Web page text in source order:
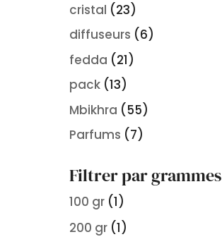
cristal (23)
diffuseurs (6)
fedda (21)
pack (13)
Mbikhra (55)
Parfums (7)
Filtrer par grammes
100 gr (1)
200 gr (1)